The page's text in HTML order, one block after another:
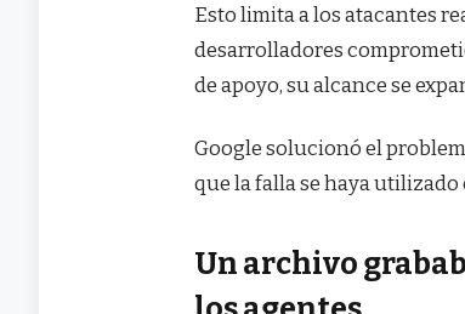
Esto limita a los atacantes
desarrolladores
de apoyo, su alcance se
Google solucionó el
que la falla se haya utilizado
Un archivo